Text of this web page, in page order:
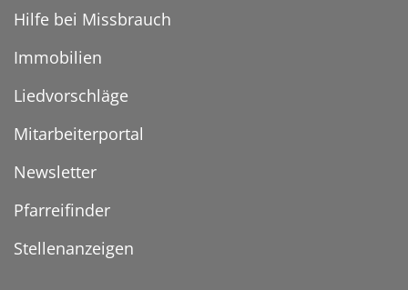
Hilfe bei Missbrauch
Immobilien
Liedvorschläge
Mitarbeiterportal
Newsletter
Pfarreifinder
Stellenanzeigen